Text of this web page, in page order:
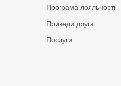
Програма лояльності
Приведи друга
Послуги